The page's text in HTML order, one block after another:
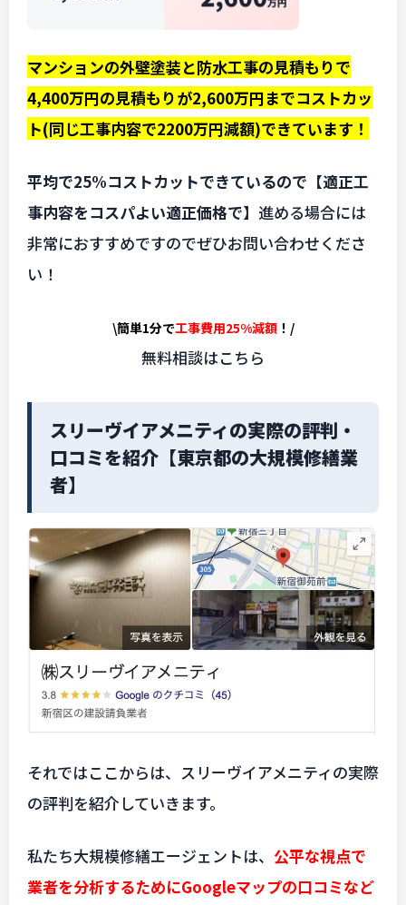
マンションの外壁塗装と防水工事の見積もりで
4,400万円の見積もりが2,600万円までコストカッ
ト(同じ工事内容で2200万円減額)できています！
平均で25%コストカットできているので【適正工
事内容をコスパよい適正価格で】 進める場合には
非常におすすめですのでぜひお問い合わせくださ
い！
\簡単1分で工事費用25%減額！/
無料相談はこちら
スリーヴイアメニティの実際の評判・
口コミを紹介【東京都の大規模修繕業
者】
それではここからは、スリーヴイアメニティの実際
の評判を紹介していきます。
私たち大規模修繕エージェントは、 公平な視点で
業者を分析するためにGoogleマップの口コミなど